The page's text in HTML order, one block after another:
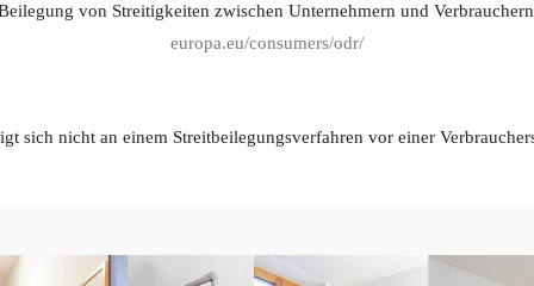
von Streitigkeiten zwischen Unternehmern und
europa.​eu/​consumers/​odr/
sich nicht an einem Streitbeilegungsverfahren vor einer